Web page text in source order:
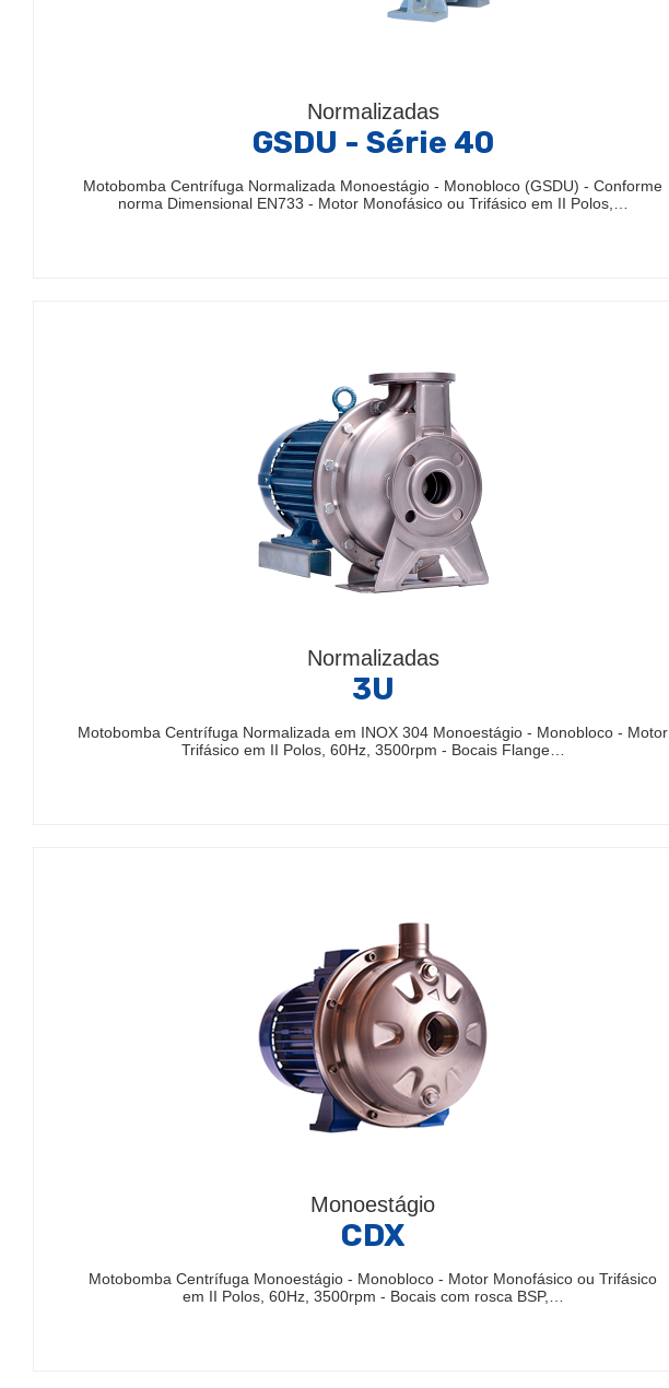
Normalizadas
GSDU - Série 40
Motobomba Centrífuga Normalizada Monoestágio - Monobloco (GSDU) - Conforme
norma Dimensional EN733 - Motor Monofásico ou Trifásico em II Polos,…
Normalizadas
3U
Motobomba Centrífuga Normalizada em INOX 304 Monoestágio - Monobloco - Motor
Trifásico em II Polos, 60Hz, 3500rpm - Bocais Flange…
Monoestágio
CDX
Motobomba Centrífuga Monoestágio - Monobloco - Motor Monofásico ou Trifásico
em II Polos, 60Hz, 3500rpm - Bocais com rosca BSP,…